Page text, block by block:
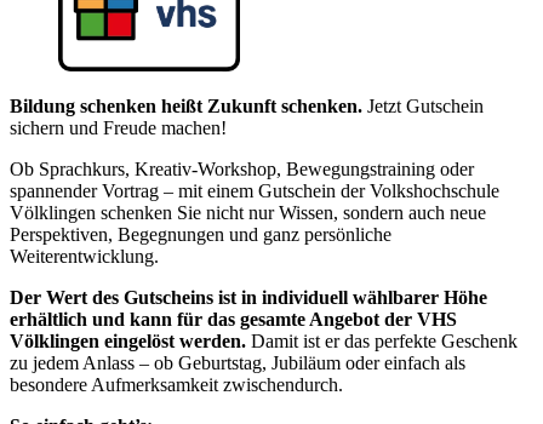
Bildung schenken heißt Zukunft schenken. Jetzt Gutschein
sichern und Freude machen!
Ob Sprachkurs, Kreativ-Workshop, Bewegungstraining oder
spannender Vortrag – mit einem Gutschein der Volkshochschule
Völklingen schenken Sie nicht nur Wissen, sondern auch neue
Perspektiven, Begegnungen und ganz persönliche
Weiterentwicklung.
Der Wert des Gutscheins ist in individuell wählbarer Höhe
erhältlich und kann für das gesamte Angebot der VHS
Völklingen eingelöst werden. Damit ist er das perfekte Geschenk
zu jedem Anlass – ob Geburtstag, Jubiläum oder einfach als
besondere Aufmerksamkeit zwischendurch.